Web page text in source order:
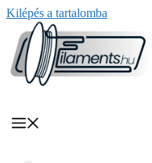
Kilépés a tartalomba